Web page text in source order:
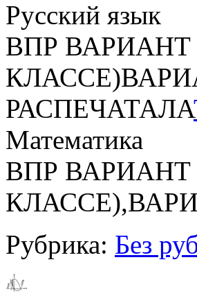
Русский язык
ВПР
РАСПЕЧАТАЛА
Математика
ВПР
Рубрика: Без